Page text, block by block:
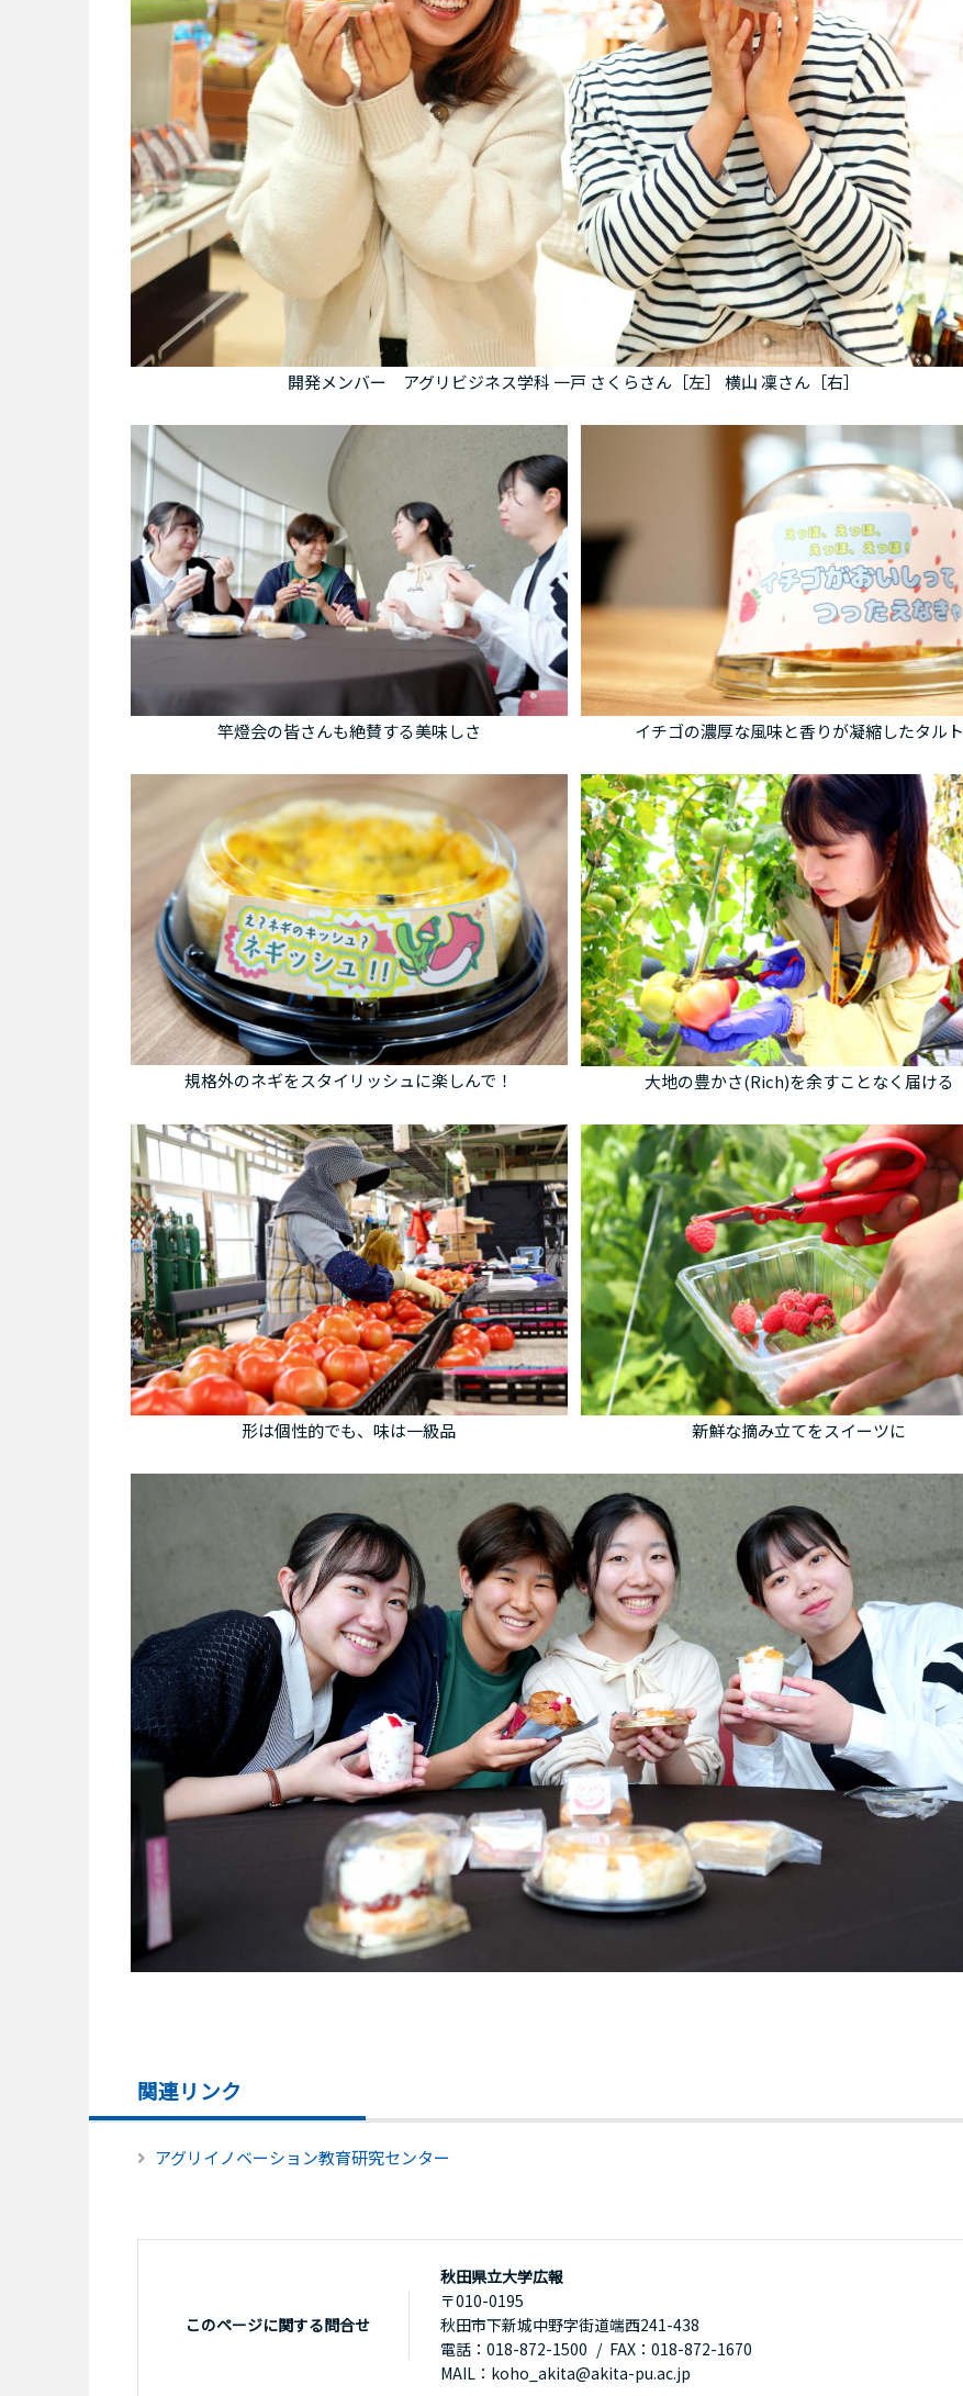
開発メンバー アグリビジネス学科 一戸 さくらさん［左］ 横山 凜さん［右］
竿燈会の皆さんも絶賛する美味しさ イチゴの濃厚な風味と香りが凝縮したタルト
規格外のネギをスタイリッシュに楽しんで！ 大地の豊かさ(Rich)を余すことなく届ける
形は個性的でも、味は一級品 新鮮な摘み立てをスイーツに
関連リンク
アグリイノベーション教育研究センター
このページに関する問合せ
秋田県立大学広報
〒010-0195
秋田市下新城中野字街道端西241-438
電話：018-872-1500
FAX：018-872-1670
MAIL：koho_akita@akita-pu.ac.jp